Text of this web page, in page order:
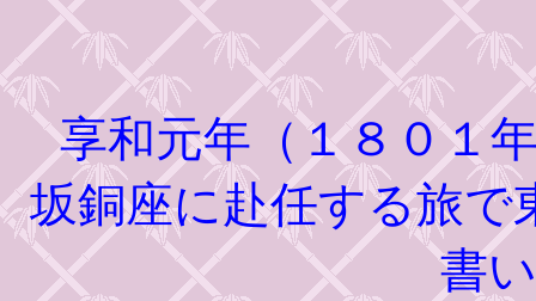
享和元年（１８０１
坂銅座に赴任する旅で
書